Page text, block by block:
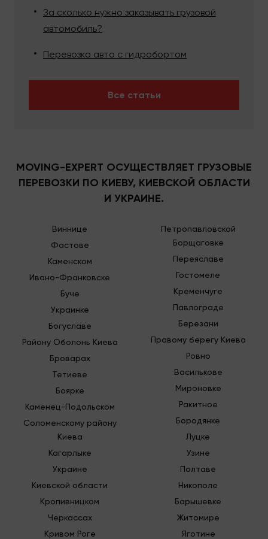
груза.
Формирование цены
на доставку роялей,
фортепиано и
машины и времени ее аренды, количества
грузчиков и работы, что им необходимо будет
сделать. Дополнительно сюда также входит
упаковка, выноса без лифта и др.
Как заказать перевозку
пианино
Чтобы у вас была возможность заказать у нас
грузовое авто для перевозки пианино,
воспользуйтесь одним из нескольких номеров
телефонов, что есть на сайте компании. При
необходимости вы можете воспользоваться
возможностью связаться с нами благодаря
электронной почте или специальной онлайн
форме быстрой связи.
В любом случае невзирая на то, у вас инструмент
крупногабаритный или небольшой, а если вы не
имеете возможности самостоятельно донести
его в нужное место, мы будем готовы помочь.
За сколько нужно заказывать грузовой
автомобиль?
Перевозка авто с гидробортом
Все статьи
MOVING-EXPERT ОСУЩЕСТВЛЯЕТ ГРУЗОВЫЕ
ПЕРЕВОЗКИ ПО КИЕВУ, КИЕВСКОЙ ОБЛАСТИ
И УКРАИНЕ.
Виннице
Фастове
Каменском
Ивано-Франковске
Буче
Украинке
Богуславе
Району Оболонь Киева
Броварах
Тетиеве
Боярке
Каменец-Подольском
Соломенскому району
Киева
Кагарлыке
Украине
Киевской области
Кропивницком
Черкассах
Кривом Роге
Петропавловской
Борщаговке
Переяславе
Гостомеле
Кременчуге
Павлограде
Березани
Правому берегу Киева
Ровно
Василькове
Мироновке
Ракитное
Бородянке
Луцке
Узине
Полтаве
Никополе
Барышевке
Житомире
Яготине